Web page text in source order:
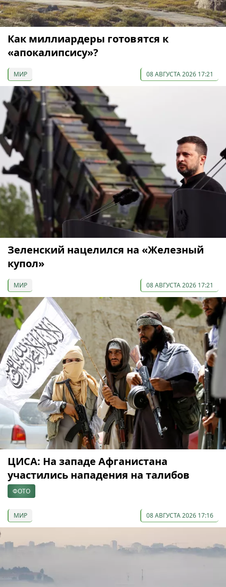
Как миллиардеры готовятся к
«апокалипсису»?
МИР 08 АВГУСТА 2026 17:21
Зеленский нацелился на «Железный
купол»
МИР 08 АВГУСТА 2026 17:21
ЦИСА: На западе Афганистана
участились нападения на талибов
ФОТО
МИР 08 АВГУСТА 2026 17:16